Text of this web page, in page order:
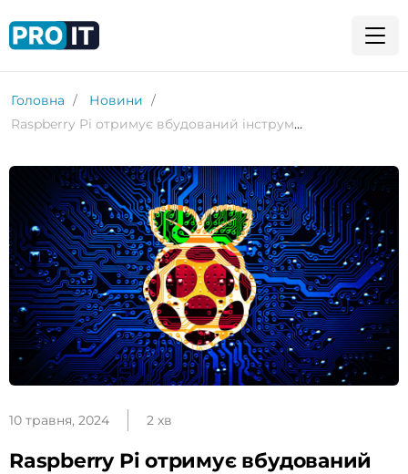
Головна
Новини
Raspberry Pi отримує вбудований інструмент віддаленого доступу – Raspberry Pi Connect
10 травня, 2024 2 хв
Raspberry Pi отримує вбудований